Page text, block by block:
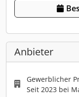
Anbieter
Gewerblicher
Seit 2023 bei